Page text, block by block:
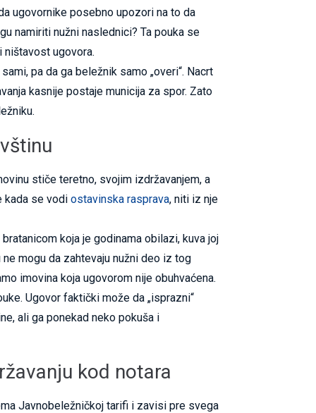
ugovornike posebno upozori na to da
namiriti nužni naslednici? Ta pouka se
ništavost ugovora.
pa da ga beležnik samo „overi“. Nacrt
kasnije postaje municija za spor. Zato
stiče teretno, svojim izdržavanjem, a
kada se vodi ostavinska rasprava, niti iz nje
koja je godinama obilazi, kuva joj
mogu da zahtevaju nužni deo iz tog
imovina koja ugovorom nije obuhvaćena.
Ugovor faktički može da „isprazni“
ali ga ponekad neko pokuša i
kod notara
Javnobeležničkoj tarifi i zavisi pre svega